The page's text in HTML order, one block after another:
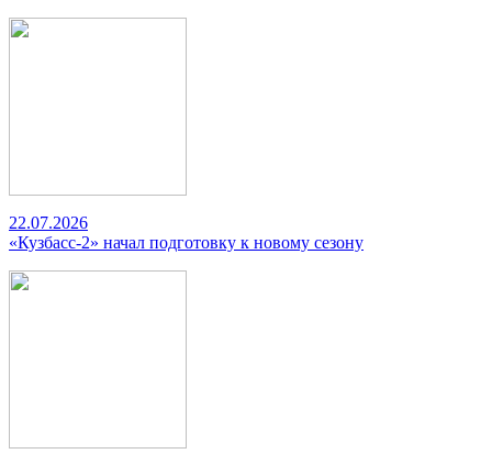
22.07.2026
«Кузбасс-2» начал подготовку к новому сезону